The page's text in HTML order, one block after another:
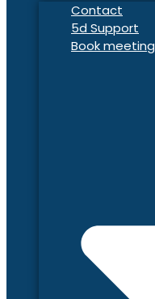
Contact
5d Support
Book meeting